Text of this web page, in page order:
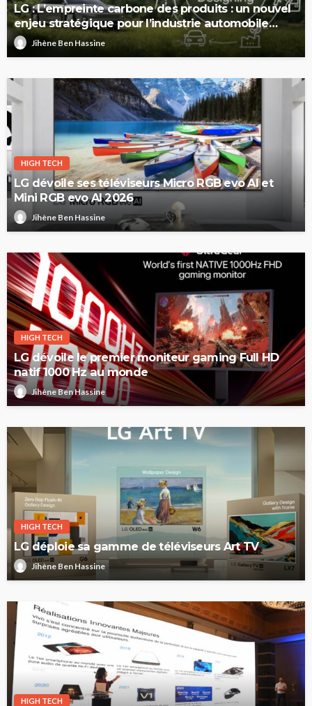
LG : L’empreinte carbone des produits : un nouvel
enjeu stratégique pour l’industrie automobile
européenne
Jihène Ben Hassine
HIGH TECH
LG dévoile ses téléviseurs Micro RGB evo AI et
Mini RGB evo AI 2026
Jihène Ben Hassine
HIGH TECH
LG dévoile le premier moniteur gaming Full HD
natif 1000 Hz au monde
Jihène Ben Hassine
HIGH TECH
LG déploie sa gamme de téléviseurs Art TV
Jihène Ben Hassine
HIGH TECH